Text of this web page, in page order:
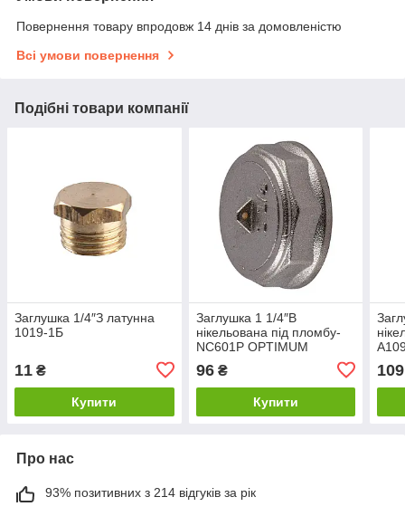
Повернення товару впродовж 14 днів за домовленістю
Всі умови повернення
Подібні товари компанії
Заглушка 1/4″З латунна
1019-1Б
11 ₴
Купити
Заглушка 1 1/4″В
нікельована під пломбу-
NC601P OPTIMUM
96₴
Купити
109
Про нас
93% позитивних з 214 відгуків за рік